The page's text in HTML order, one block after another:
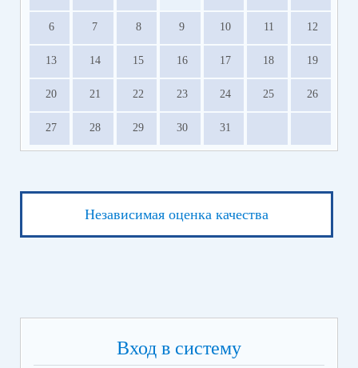
6 7 8 9 10 11 12
13 14 15 16 17 18 19
20 21 22 23 24 25 26
27 28 29 30 31
Независимая оценка качества
Вход в систему